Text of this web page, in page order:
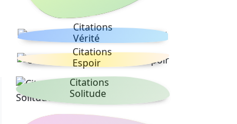
Citations
Vérité
Citations
Espoir
Citations
Solitude